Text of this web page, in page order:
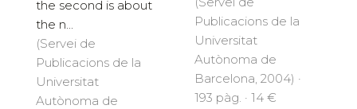
the second is about
the n...
(Servei de
Publicacions de la
Universitat
Autònoma de
Publicacions de la
Universitat
Autònoma de
Barcelona, 2004) ·
193 pàg. · 14 €